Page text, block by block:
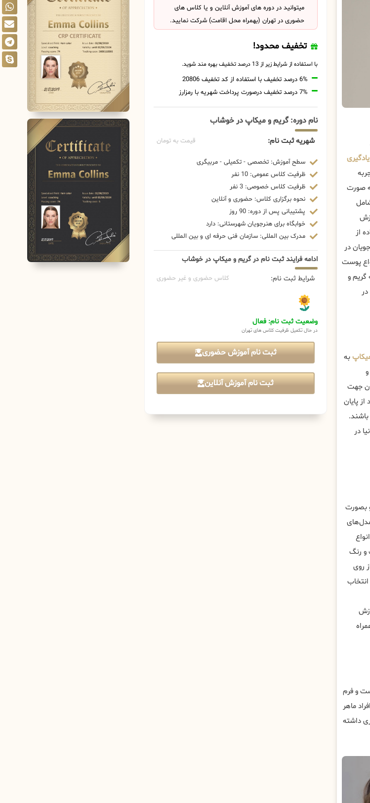
یادگیری
صورت
از
در
پوست
گریم و
به
جهت
پایان
در
بصورت
و رنگ
روی
و فرم
ماهر
داشته
میتوانید در دوره های آموزش آنلاین و یا کلاس های
حضوری در تهران (بهمراه محل اقامت) شرکت نمایید.
تخفیف محدود!
با استفاده از شرایط زیر از 13 درصد تخفیف بهره مند شوید.
6% درصد تخفیف با استفاده از کد تخفیف 20806
7% درصد تخفیف درصورت پرداخت شهریه با رمزارز
نام دوره: گریم و میکاپ در خوشاب
شهریه ثبت نام: قیمت به تومان
سطح آموزش: تخصصی - تکمیلی - مربیگری
ظرفیت کلاس عمومی: 10 نفر
ظرفیت کلاس خصوصی: 3 نفر
نحوه برگزاری کلاس: حضوری و آنلاین
پشتیبانی پس از دوره: 90 روز
خوابگاه برای هنرجویان شهرستانی: دارد
مدرک بین المللی: سازمان فنی حرفه ای و بین المللی
ادامه فرایند ثبت نام در گریم و میکاپ در خوشاب
شرایط ثبت نام: کلاس حضوری و غیر حضوری
وضعیت ثبت نام: فعال
در حال تکمیل ظرفیت کلاس های تهران
ثبت نام آموزش حضوری
ثبت نام آموزش آنلاین